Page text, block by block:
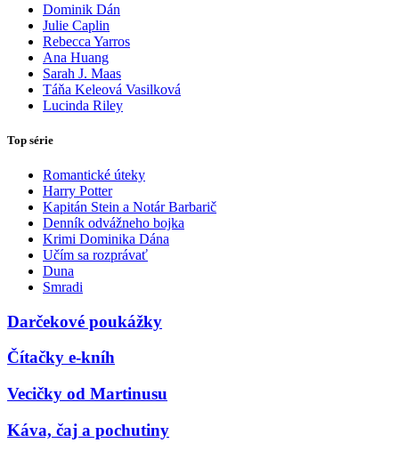
Dominik Dán
Julie Caplin
Rebecca Yarros
Ana Huang
Sarah J. Maas
Táňa Keleová Vasilková
Lucinda Riley
Top série
Romantické úteky
Harry Potter
Kapitán Stein a Notár Barbarič
Denník odvážneho bojka
Krimi Dominika Dána
Učím sa rozprávať
Duna
Smradi
Darčekové poukážky
Čítačky e-kníh
Vecičky od Martinusu
Káva, čaj a pochutiny